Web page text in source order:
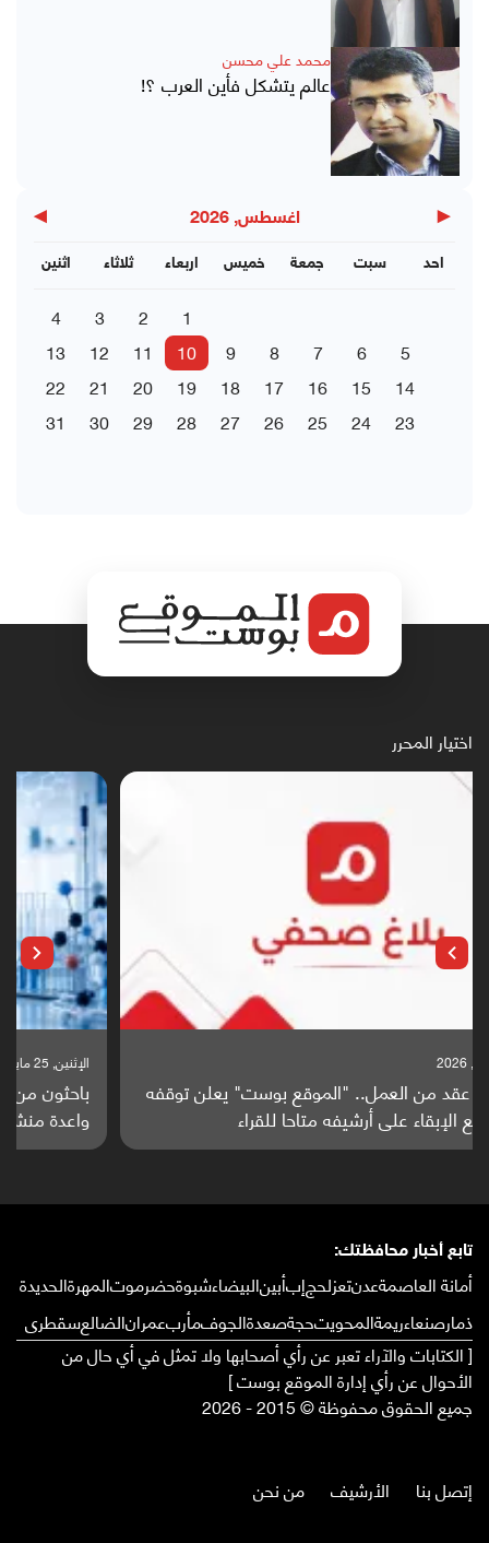
محمد علي محسن
عالم يتشكل فأين العرب ؟!
◀ اغسطس, 2026 ▶
اثنين ثلاثاء اربعاء خميس جمعة سبت احد
1
2
3
4
5
6
7
8
9
10
11
12
13
14
15
16
17
18
19
20
21
22
23
24
25
26
27
28
29
30
31
اختيار المحرر
الإثنين, 25 مايو, 2026
باحثون من اليمن يدخلون سباق أبحاث ألزهايمر بدراسة
واعدة منشورة عالميا (ترجمة)
تابع أخبار محافظتك:
أمانة العاصمةعدنتعزلحجإبأبينالبيضاءشبوةحضرموتالمهرةالحديدة
ذمارصنعاءريمةالمحويتحجةصعدةالجوفمأربعمرانالضالعسقطرى
[ الكتابات والآراء تعبر عن رأي أصحابها ولا تمثل في أي حال من
الأحوال عن رأي إدارة الموقع بوست ]
جميع الحقوق محفوظة © 2015 - 2026
إتصل بنا الأرشيف
من نحن